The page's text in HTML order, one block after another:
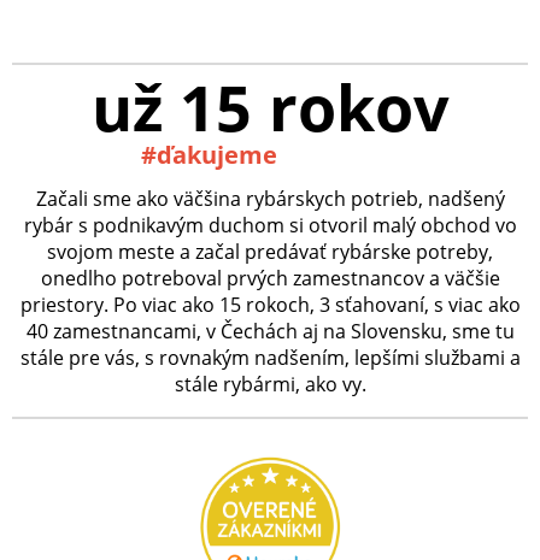
už 15 rokov
#ďakujeme
Začali sme ako väčšina rybárskych potrieb, nadšený
rybár s podnikavým duchom si otvoril malý obchod vo
svojom meste a začal predávať rybárske potreby,
onedlho potreboval prvých zamestnancov a väčšie
priestory. Po viac ako 15 rokoch, 3 sťahovaní, s viac ako
40 zamestnancami, v Čechách aj na Slovensku, sme tu
stále pre vás, s rovnakým nadšením, lepšími službami a
stále rybármi, ako vy.